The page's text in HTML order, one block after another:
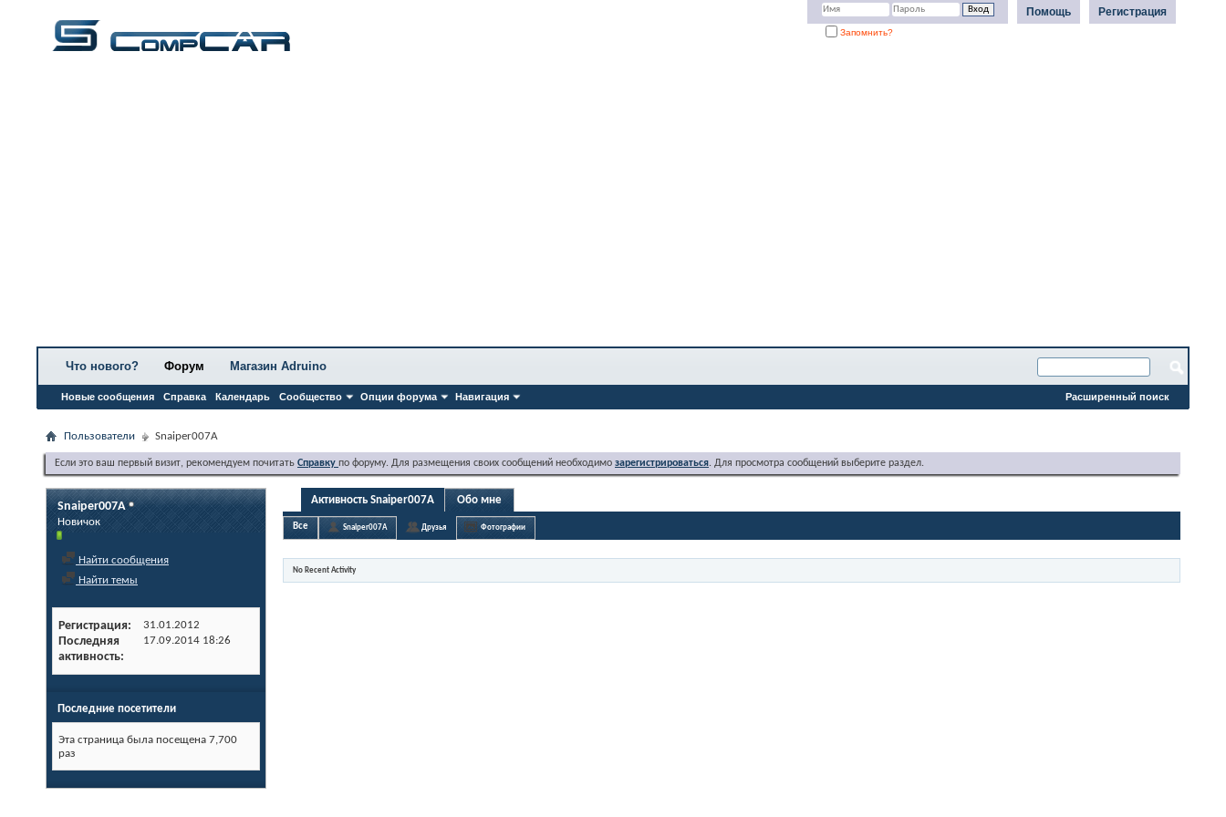
Регистрация
Помощь
Запомнить?
Что нового? Форум
Новые сообщения Справка Календарь Сообщество Опции форума Навигация
Магазин Adruino
Расширенный поиск
Пользователи Snaiper007A
Если это ваш первый визит, рекомендуем почитать Справку по форуму. Для размещения своих сообщений необходимо зарегистрироваться. Для просмотра сообщений выберите раздел.
Snaiper007A
Новичок
Найти сообщения
Найти темы
Регистрация 31.01.2012
Последняя
активность
17.09.2014 18:26
Последние посетители
Эта страница была посещена 7,700
раз
Активность Snaiper007A Обо мне
Все Snaiper007A Друзья Фотографии
No Recent Activity